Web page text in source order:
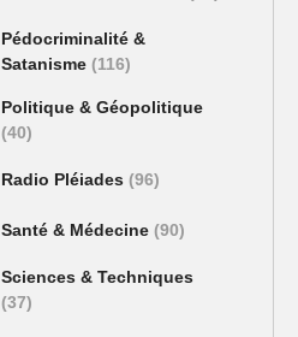
Pédocriminalité &
Satanisme (116)
Politique & Géopolitique
(40)
Radio Pléiades (96)
Santé & Médecine (90)
Sciences & Techniques
(37)